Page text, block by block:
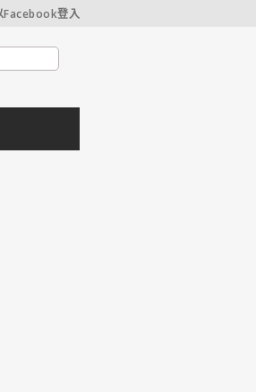
Facebook登入